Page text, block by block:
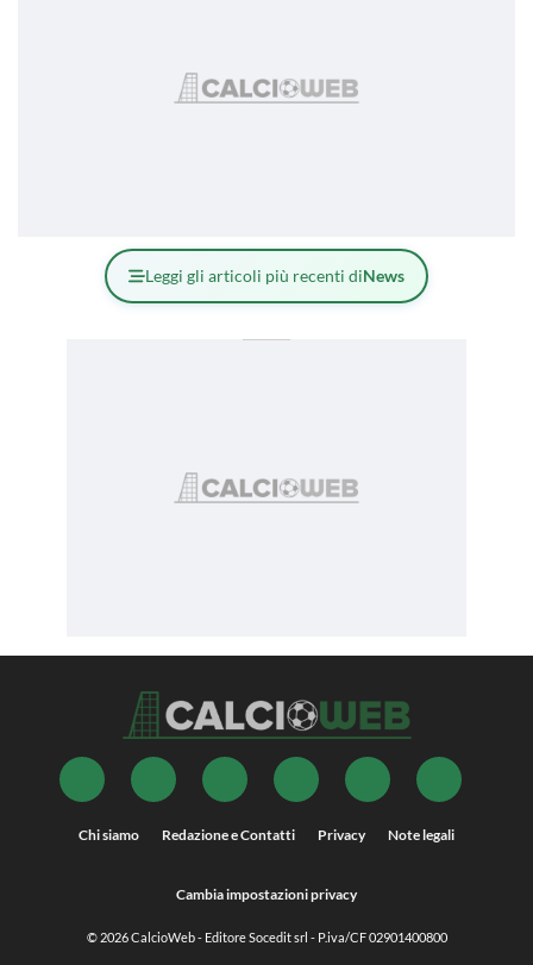
Leggi gli articoli più recenti diNews
Chi siamo Redazione e Contatti Privacy Note legali
Cambia impostazioni privacy
© 2026CalcioWeb- Editore Socedit srl - P.iva/CF 02901400800